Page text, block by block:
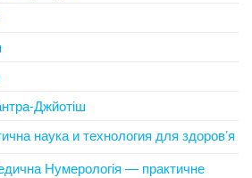
Джйотіш
наука и технология для здоров’я
Нумерологія — практичне